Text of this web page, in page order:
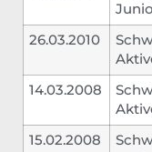
26.03.2010
14.03.2008
15.02.2008